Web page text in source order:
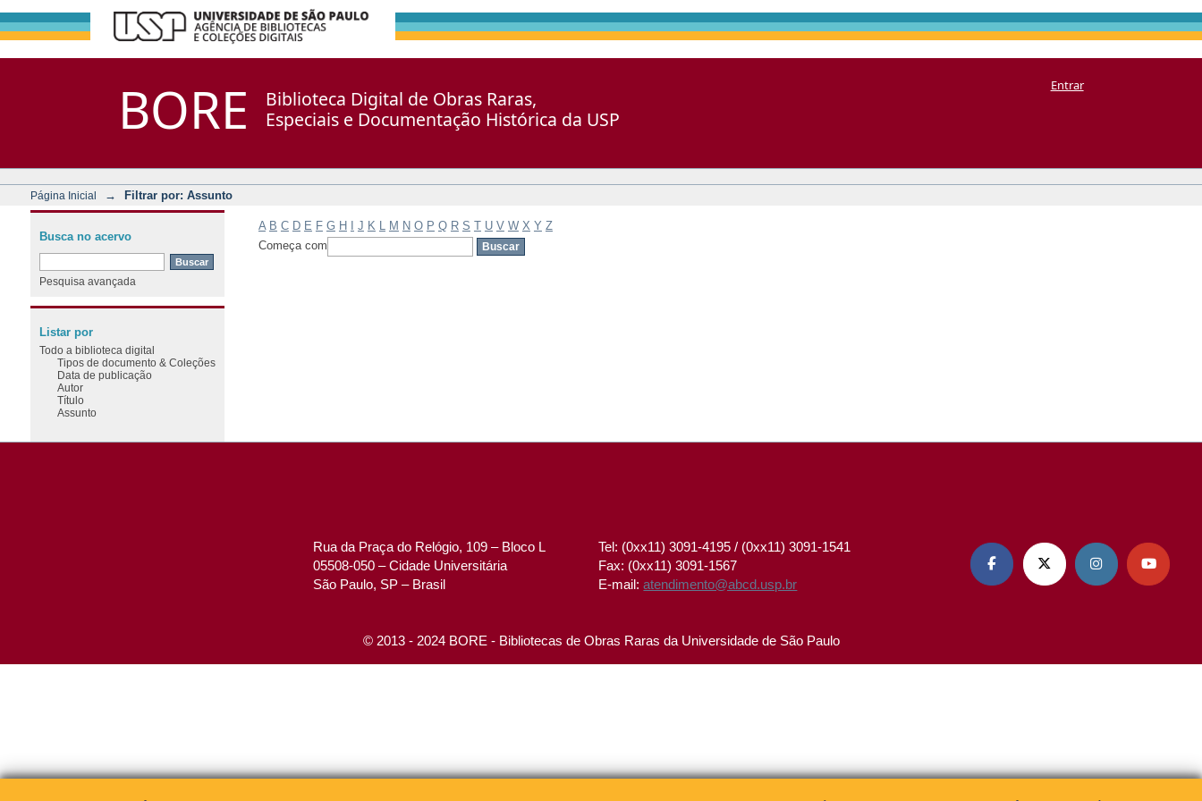
BORE
Biblioteca Digital de Obras Raras,
Especiais e Documentação Histórica da USP
Entrar
Página Inicial → Filtrar por: Assunto
A B C D E F G H J K M N O P Q R S T U V W X Y Z
Começa com
Busca no acervo
Pesquisa avançada
Listar por
Todo a biblioteca digital
Tipos de documento & Coleções
Data de publicação
Autor
Título
Assunto
Rua da Praça do Relógio, 109 – Bloco L
05508-050 – Cidade Universitária
São Paulo, SP – Brasil
Tel: (0xx11) 3091-4195 / (0xx11) 3091-1541
Fax: (0xx11) 3091-1567
E-mail:atendimento@abcd.usp.br
   
© 2013 - 2024 BORE - Bibliotecas de Obras Raras da Universidade de São Paulo